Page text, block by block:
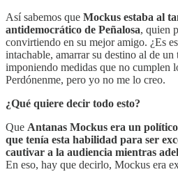
Así sabemos que Mockus estaba al
antidemocrático de Peñalosa, quien
convirtiendo en su mejor amigo. ¿Es
intachable, amarrar su destino al de
imponiendo medidas que no cumplen
Perdónenme, pero yo no me lo creo.
¿Qué quiere decir todo esto?
Que Antanas Mockus era un
que tenía esta habilidad para ser
cautivar a la audiencia mientras
En eso, hay que decirlo, Mockus era